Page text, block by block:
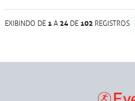
EXIBINDO DE 1 A 24 DE 102 REGISTROS